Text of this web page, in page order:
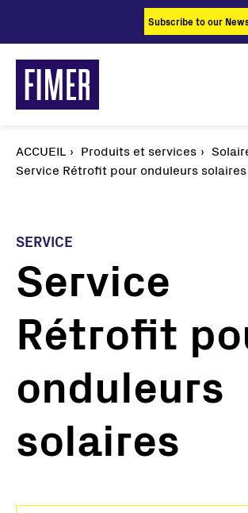
principal
Subscribe to our
ACCUEIL Produits et services
Service Rétrofit pour onduleurs solaires
SERVICE
Service
Rétrofit
onduleurs
solaires